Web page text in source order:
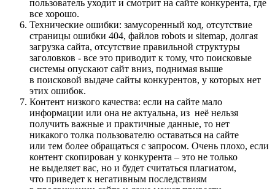
пользователь уходит и смотрит на сайте конкурента, где
все хорошо.
Технические ошибки: замусоренный код, отсутствие
страницы ошибки 404, файлов robots и sitemap, долгая
загрузка сайта, отсутствие правильной структуры
заголовков - все это приводит к тому, что поисковые
системы опускают сайт вниз, поднимая выше
в поисковой выдаче сайты конкурентов, у которых нет
этих ошибок.
Контент низкого качества: если на сайте мало
информации или она не актуальна, из неё нельзя
получить важные и практичные данные, то нет
никакого толка пользователю оставаться на сайте
или тем более обращаться с запросом. Очень плохо, если
контент скопирован у конкурента – это не только
не выделяет вас, но и будет считаться плагиатом,
что приведет к негативным последствиям